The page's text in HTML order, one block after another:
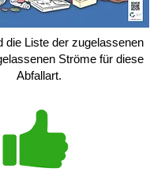
die Liste der zugelassenen
Ströme für diese
Abfallart.